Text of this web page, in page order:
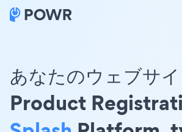
あなたのウェブサ
Product